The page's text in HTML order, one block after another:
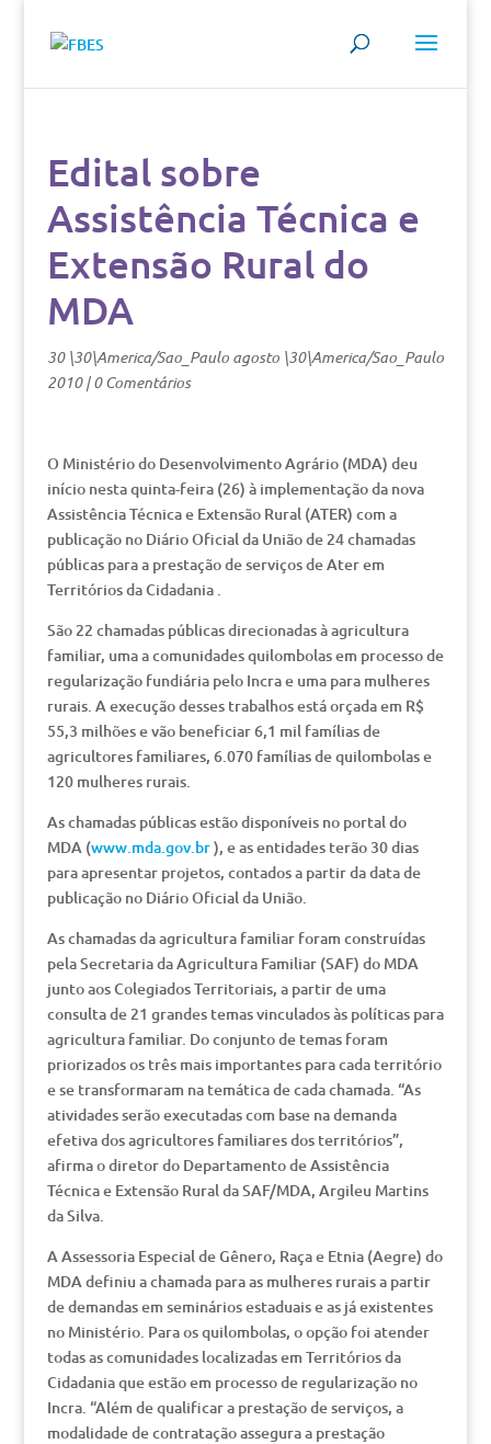
Edital sobre
Assistência Técnica e
Extensão Rural do
MDA
30 \30\America/Sao_Paulo agosto \30\America/Sao_Paulo
2010|0 Comentários
O Ministério do Desenvolvimento Agrário (MDA) deu
início nesta quinta-feira (26) à implementação da nova
Assistência Técnica e Extensão Rural (ATER) com a
publicação no Diário Oficial da União de 24 chamadas
públicas para a prestação de serviços de Ater em
Territórios da Cidadania .
São 22 chamadas públicas direcionadas à agricultura
familiar, uma a comunidades quilombolas em processo de
regularização fundiária pelo Incra e uma para mulheres
rurais. A execução desses trabalhos está orçada em R$
55,3 milhões e vão beneficiar 6,1 mil famílias de
agricultores familiares, 6.070 famílias de quilombolas e
120 mulheres rurais.
As chamadas públicas estão disponíveis no portal do
MDA (www.mda.gov.br), e as entidades terão 30 dias
para apresentar projetos, contados a partir da data de
publicação no Diário Oficial da União.
As chamadas da agricultura familiar foram construídas
pela Secretaria da Agricultura Familiar (SAF) do MDA
junto aos Colegiados Territoriais, a partir de uma
consulta de 21 grandes temas vinculados às políticas para
agricultura familiar. Do conjunto de temas foram
priorizados os três mais importantes para cada território
e se transformaram na temática de cada chamada. “As
atividades serão executadas com base na demanda
efetiva dos agricultores familiares dos territórios”,
afirma o diretor do Departamento de Assistência
Técnica e Extensão Rural da SAF/MDA, Argileu Martins
da Silva.
A Assessoria Especial de Gênero, Raça e Etnia (Aegre) do
MDA definiu a chamada para as mulheres rurais a partir
de demandas em seminários estaduais e as já existentes
no Ministério. Para os quilombolas, o opção foi atender
todas as comunidades localizadas em Territórios da
Cidadania que estão em processo de regularização no
Incra. “Além de qualificar a prestação de serviços, a
modalidade de contratação assegura a prestação